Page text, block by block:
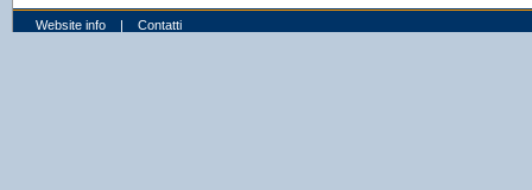
Website info | Contatti